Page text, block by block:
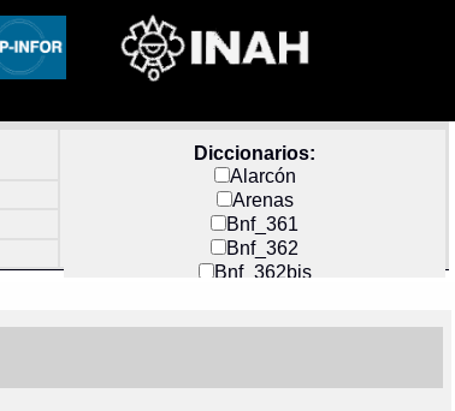
Diccionarios:
Alarcón
Arenas
Bnf_361
Bnf_362
Bnf_362bis
Docs_México